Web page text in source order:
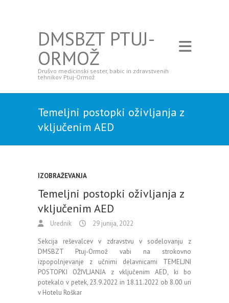
DMSBZT PTUJ-
ORMOŽ
Drušvo medicinski sester, babic in zdravstvenih
tehnikov Ptuj-Ormož
Temeljni postopki oživljanja z
vključenim AED
IZOBRAŽEVANJA
Temeljni postopki oživljanja z
vključenim AED
Urednik 29 junija, 2022
Sekcija reševalcev v zdravstvu v sodelovanju z
DMSBZT Ptuj-Ormož vabi na strokovno
izpopolnjevanje z učnimi delavnicami TEMELJNI
POSTOPKI OŽIVLJANJA z vključenim AED, ki bo
potekalo v petek, 23.9.2022 in 18.11.2022 ob 8.00 uri
v Hotelu Roškar